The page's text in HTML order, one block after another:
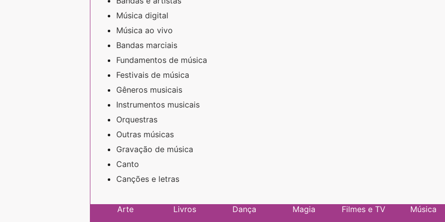
Música digital
Música ao vivo
Bandas marciais
Fundamentos de música
Festivais de música
Gêneros musicais
Instrumentos musicais
Orquestras
Outras músicas
Gravação de música
Canto
Canções e letras
Arte Livros Dança Magia Filmes e TV Música